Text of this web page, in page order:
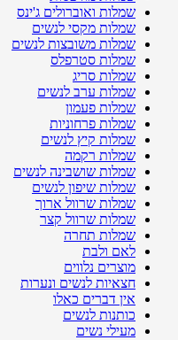
שמלות ואוברולים ג'ינס
שמלות מקסי לנשים
שמלות משובצות לנשים
שמלות סטרפלס
שמלות סריג
שמלות ערב לנשים
שמלות פעמון
שמלות פרחוניות
שמלות קיץ לנשים
שמלות רקמה
שמלות שושבינה לנשים
שמלות שיפון לנשים
שמלות שרוול ארוך
שמלות שרוול קצר
שמלות תחרה
לאם ולבת
מוצרים נלווים
חצאיות לנשים ונערות
אין דברים כאלו
כותנות לנשים
מעילי נשים